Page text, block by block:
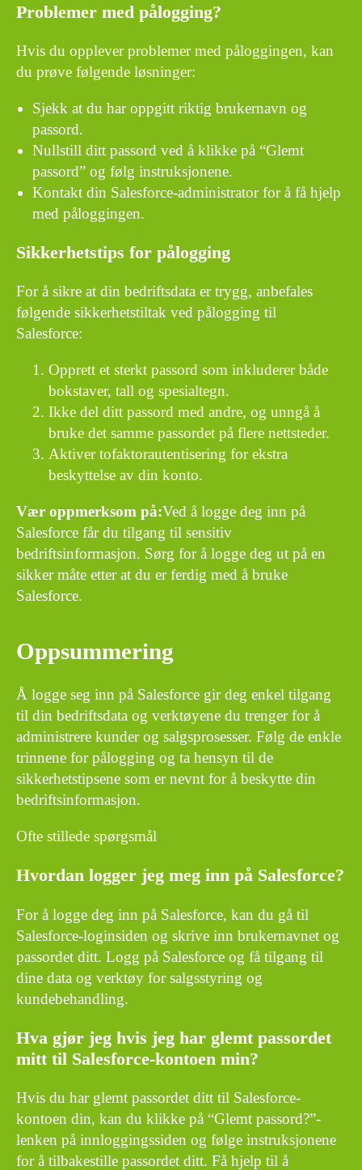
Problemer med pålogging?
Hvis du opplever problemer med påloggingen, kan
du prøve følgende løsninger:
Sjekk at du har oppgitt riktig brukernavn og
passord.
Nullstill ditt passord ved å klikke på “Glemt
passord” og følg instruksjonene.
Kontakt din Salesforce-administrator for å få hjelp
med påloggingen.
Sikkerhetstips for pålogging
For å sikre at din bedriftsdata er trygg, anbefales
følgende sikkerhetstiltak ved pålogging til
Salesforce:
Opprett et sterkt passord som inkluderer både
bokstaver, tall og spesialtegn.
Ikke del ditt passord med andre, og unngå å
bruke det samme passordet på flere nettsteder.
Aktiver tofaktorautentisering for ekstra
beskyttelse av din konto.
Vær oppmerksom på:Ved å logge deg inn på
Salesforce får du tilgang til sensitiv
bedriftsinformasjon. Sørg for å logge deg ut på en
sikker måte etter at du er ferdig med å bruke
Salesforce.
Oppsummering
Å logge seg inn på Salesforce gir deg enkel tilgang
til din bedriftsdata og verktøyene du trenger for å
administrere kunder og salgsprosesser. Følg de enkle
trinnene for pålogging og ta hensyn til de
sikkerhetstipsene som er nevnt for å beskytte din
bedriftsinformasjon.
Ofte stillede spørgsmål
Hvordan logger jeg meg inn på Salesforce?
For å logge deg inn på Salesforce, kan du gå til
Salesforce-loginsiden og skrive inn brukernavnet og
passordet ditt. Logg på Salesforce og få tilgang til
dine data og verktøy for salgsstyring og
kundebehandling.
Hva gjør jeg hvis jeg har glemt passordet
mitt til Salesforce-kontoen min?
Hvis du har glemt passordet ditt til Salesforce-
kontoen din, kan du klikke på “Glemt passord?”-
lenken på innloggingssiden og følge instruksjonene
for å tilbakestille passordet ditt. Få hjelp til å